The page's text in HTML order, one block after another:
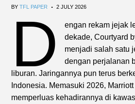
BY TFL PAPER . 2 JULY 2026
D
engan rekam jejak
dekade, Courtyard
menjadi salah satu
dengan perjalanan
liburan. Jaringannya pun terus
Indonesia. Memasuki 2026, Marriott
memperluas kehadirannya di